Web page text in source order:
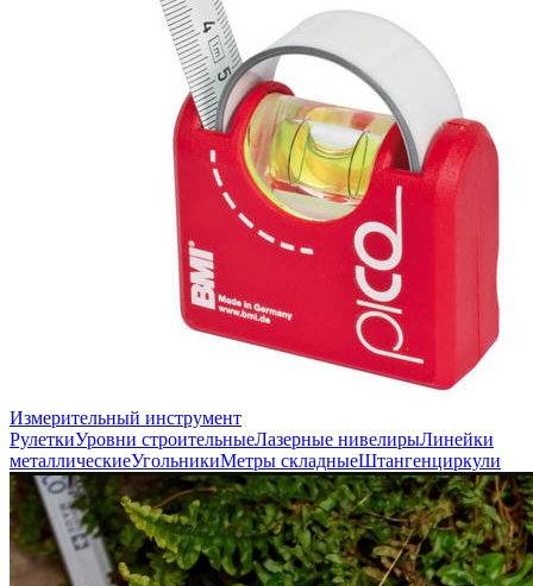
Измерительный инструмент
РулеткиУровни строительныеЛазерные нивелирыЛинейки
металлическиеУгольникиМетры складныеШтангенциркули